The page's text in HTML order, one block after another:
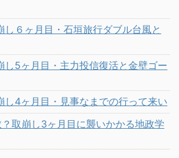
し６ヶ月目・石垣旅行ダブル台風と
し5ヶ月目・主力投信復活と金壁ゴー
し4ヶ月目・見事なまでの行って来い
取崩し3ヶ月目に襲いかかる地政学